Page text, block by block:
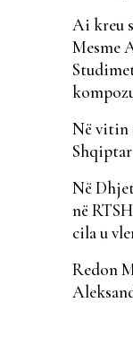
Ai kreu
Mesme
Në vitin
Në
në
cila u
Redon